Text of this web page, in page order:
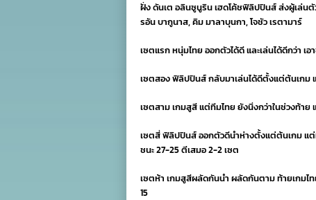
ซีเ
ฝั่ง ดันเต อลินซูนูริน เฮดโค้ชฟิลิปปินส์ ส่งผู้เล่นตั
รอัน บากูนาส, คิม มาลาบุนกา, โจชัว เรตามาร์
เซตแรก หนุ่มไทย ออกตัวได้ดี และเล่นได้ดีกว่า เอ
เซตสอง ฟิลิปปินส์ กลับมาเล่นได้ดีตั้งแต่ต้นเกม แ
เซตสาม เกมสูสี แต่ทีมไทย ยังนิ่งกว่าในช่วงท้าย
เซตสี่ ฟิลิปปินส์ ออกตัวดีนำห่างตั้งแต่ต้นเกม แต่
ชนะ 27-25 ตีเสมอ 2-2 เซต
เซตห้า เกมสูสีผลัดกันนำ ผลัดกันตาม ท้ายเกมไท
15